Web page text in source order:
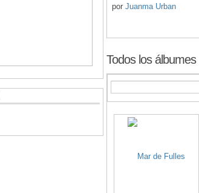
por Juanma Urban
Todos los álbumes